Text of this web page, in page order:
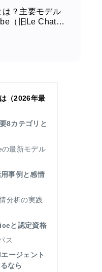
は？主要モデル
（旧Le Chat）
説
（2026年最
8カテゴリと
最新モデル
事例と感情
分析の実践
と認定資格
ス
ージェント
なら